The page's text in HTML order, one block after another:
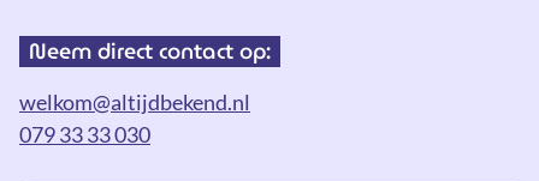
Neem direct contact op:
welkom@altijdbekend.nl
079 33 33 030